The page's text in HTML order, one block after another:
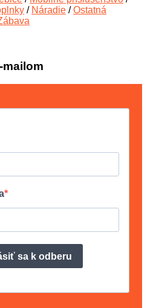
/ Náradie /Ostatná